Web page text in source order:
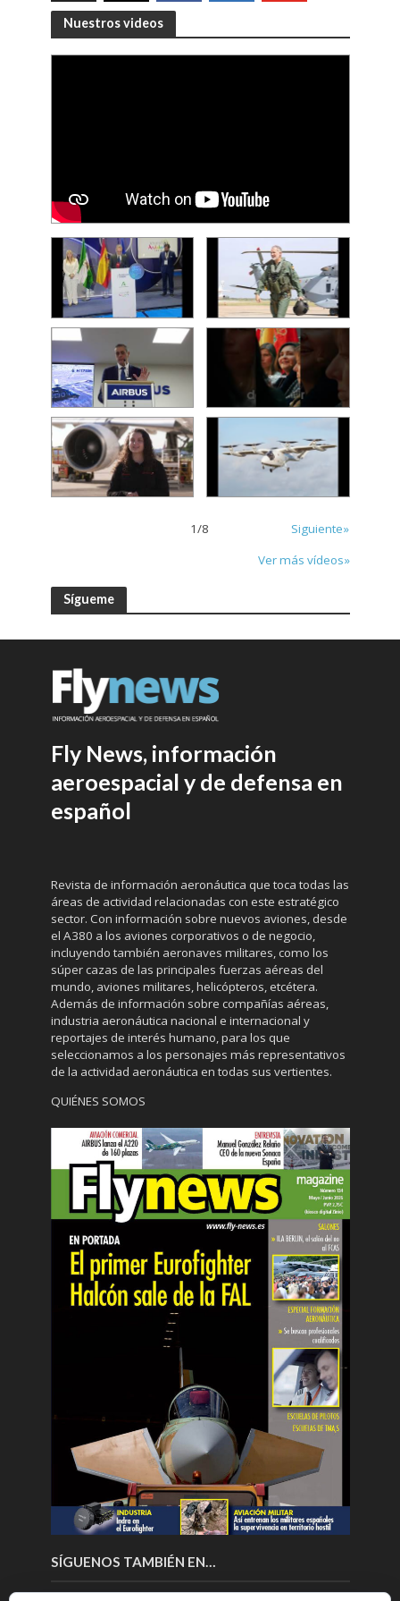
Nuestros videos
1/8
Siguiente»
Ver más vídeos»
Sígueme
Fly News, información
aeroespacial y de defensa en
español
Revista de información aeronáutica que toca todas las
áreas de actividad relacionadas con este estratégico
sector. Con información sobre nuevos aviones, desde
el A380 a los aviones corporativos o de negocio,
incluyendo también aeronaves militares, como los
súper cazas de las principales fuerzas aéreas del
mundo, aviones militares, helicópteros, etcétera.
Además de información sobre compañías aéreas,
industria aeronáutica nacional e internacional y
reportajes de interés humano, para los que
seleccionamos a los personajes más representativos
de la actividad aeronáutica en todas sus vertientes.
QUIÉNES SOMOS
SÍGUENOS TAMBIÉN EN…